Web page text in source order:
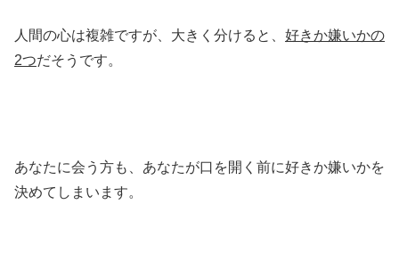
人間の心は複雑ですが、大きく分けると、 好きか嫌いかの
2つだそうです。
あなたに会う方も、あなたが口を開く前に好きか嫌いかを
決めてしまいます。